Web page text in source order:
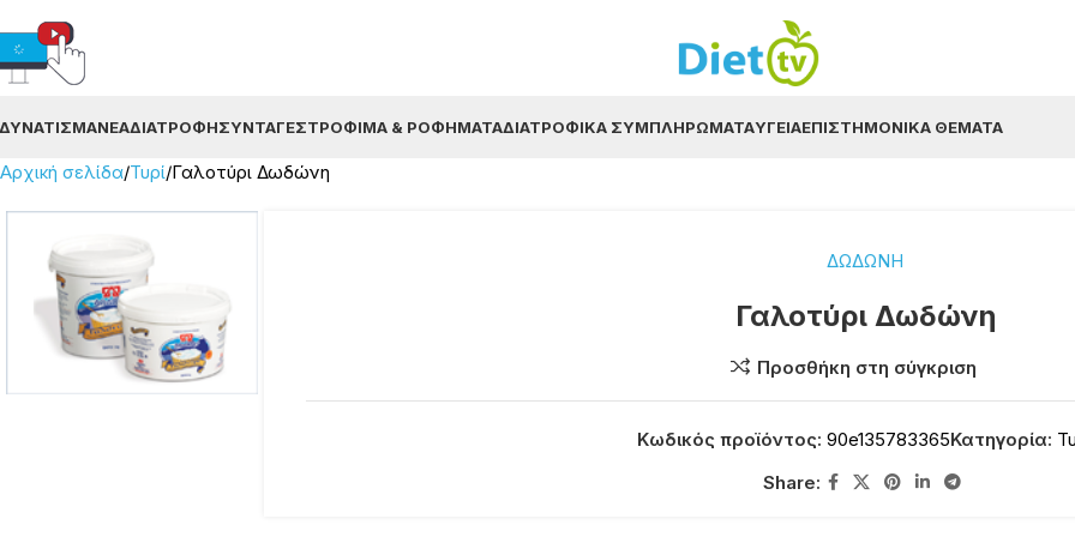
ΝΈΑΔΙΑΤΡΟΦΉΣΥΝΤΑΓΈΣΤΡΌΦΙΜΑ & ΡΟΦΉΜΑΤΑΔΙΑΤΡΟΦΙΚΆ ΣΥΜΠΛΗΡΏΜΑΤΑΥΓΕΊΑΕΠΙΣΤΗΜΟΝΙΚΆ ΘΈΜΑΤΑ
Αρχική σελίδα Τυρί Γαλοτύρι Δωδώνη
ΔΩΔΩΝΗ
Γαλοτύρι Δωδώνη
Προσθήκη στη σύγκριση
Κωδικός προϊόντος:90e135783365Κατηγορία:
Share: